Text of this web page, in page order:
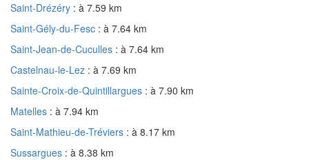
Saint-Drézéry : à 7.59 km
Saint-Gély-du-Fesc : à 7.64 km
Saint-Jean-de-Cuculles : à 7.64 km
Castelnau-le-Lez : à 7.69 km
Sainte-Croix-de-Quintillargues : à 7.90 km
Matelles : à 7.94 km
Saint-Mathieu-de-Tréviers : à 8.17 km
Sussargues : à 8.38 km